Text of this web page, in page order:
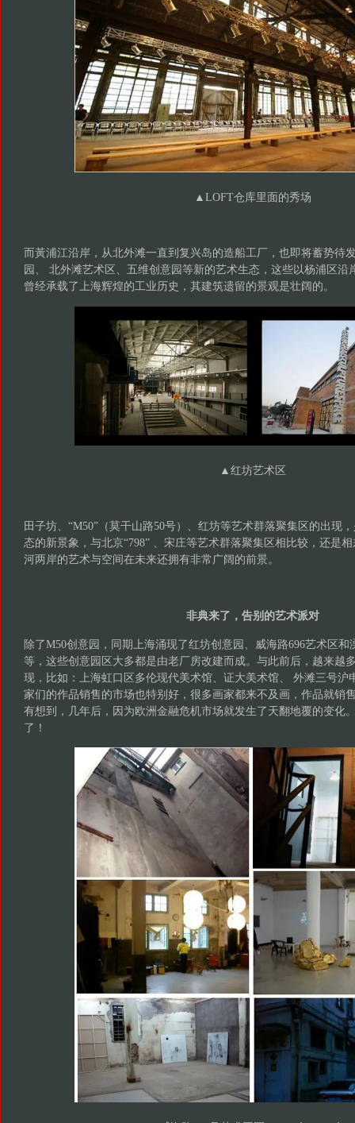
▲ LOFT仓库里面的秀场
而黃浦江沿岸，从北外滩一直到复兴岛的造船工厂，也即将蓄势待
园、 北外滩艺术区、五维创意园等新的艺术生态，这些以杨浦区沿
曾经承载了上海辉煌的工业历史，其建筑遗留的景观是壮阔的。
▲ ‍‍红坊艺术区
田子坊、“M50”（莫干山路50号）、红坊等艺术群落聚集区的出现
态的新景象，与北京“798” 、宋庄等艺术群落聚集区相比较，还是
河两岸的艺术与空间在未来还拥有非常广阔的前景。
非典来了，告别的艺术派对
除了M50创意园，同期上海涌现了红坊创意园、威海路696艺术区和
等，这些创意园区大多都是由老厂房改建而成。与此前后，越来越
现，比如：上海虹口区多伦现代美术馆、证大美术馆、 外滩三号沪
家们的作品销售的市场也特别好，很多画家都来不及画，作品就销
有想到，几年后，因为欧洲金融危机市场就发生了天翻地覆的变化
了！